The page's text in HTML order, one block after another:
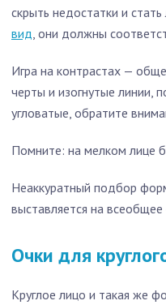
скрыть недостатки и
вид, они должны
Игра на контрастах —
черты и изогнутые линии,
угловатые, обратите
Помните: на мелком лице
Неаккуратный подбор
выставляется на
Очки для
Круглое лицо и такая же